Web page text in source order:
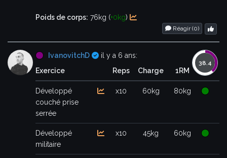
Poids de corps: 76kg (+0kg)
Réagir (0)
IvanovitchD Certifié
il y a 6 ans:
Exercice
Reps Charge 1RM
Développé
couché prise
serrée
x10 60kg 80kg
Développé
militaire
x10 45kg 60kg